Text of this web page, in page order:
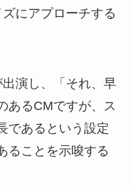
にアプローチする
演し、「それ、早
あるCMですが、ス
であるという設定
ることを示唆する